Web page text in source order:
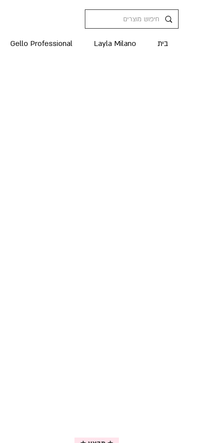
בית Layla Milano
Gello Professional